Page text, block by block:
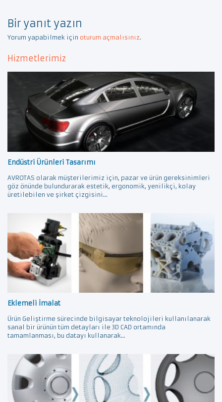
Bir yanıt yazın
Yorum yapabilmek için oturum açmalısınız.
Hizmetlerimiz
Endüstri Ürünleri Tasarımı
AVROTAS olarak müşterilerimiz için, pazar ve ürün gereksinimleri
göz önünde bulundurarak estetik, ergonomik, yenilikçi, kolay
üretilebilen ve şirket çizgisini...
Eklemeli İmalat
Ürün Geliştirme sürecinde bilgisayar teknolojileri kullanılanarak
sanal bir ürünün tüm detayları ile 3D CAD ortamında
tamamlanması, bu datayı kullanarak...